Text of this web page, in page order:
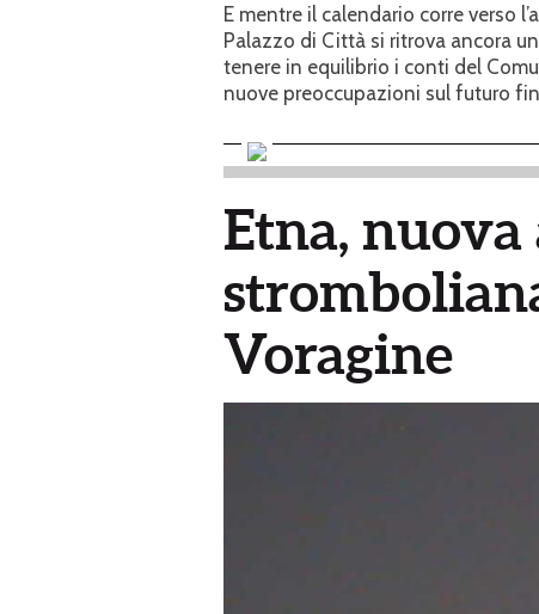
E mentre il calendario corre verso
Palazzo di Città si ritrova ancora
tenere in equilibrio i conti del
nuove preoccupazioni sul futuro
Etna,
Voragine